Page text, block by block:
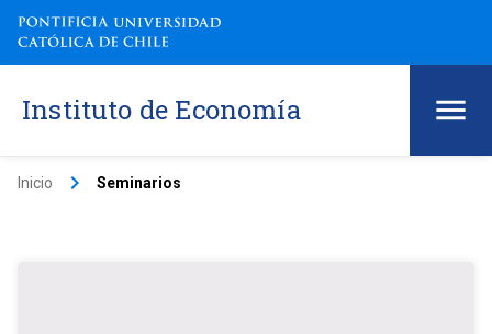
Instituto de Economía
Inicio keyboard_arrow_right Seminarios